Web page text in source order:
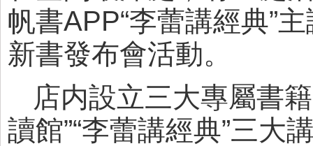
帆書APP“李蕾講經典”
新書發布會活動。
店内設立三大專屬書
讀館”“李蕾講經典”三大